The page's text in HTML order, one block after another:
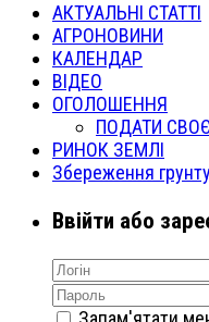
АКТУАЛЬНІ СТАТТІ
АГРОНОВИНИ
КАЛЕНДАР
ВІДЕО
ОГОЛОШЕННЯ
ПОДАТИ
РИНОК ЗЕМЛІ
Збереження грунту
Ввійти або